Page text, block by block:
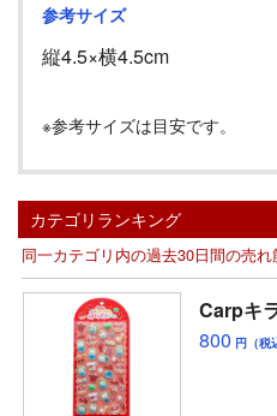
参考サイズ
縦4.5×横4.5cm
※参考サイズは目安です。
カテゴリランキング
同一カテゴリ内の過去30日間の売
Carpキ
800 円（税